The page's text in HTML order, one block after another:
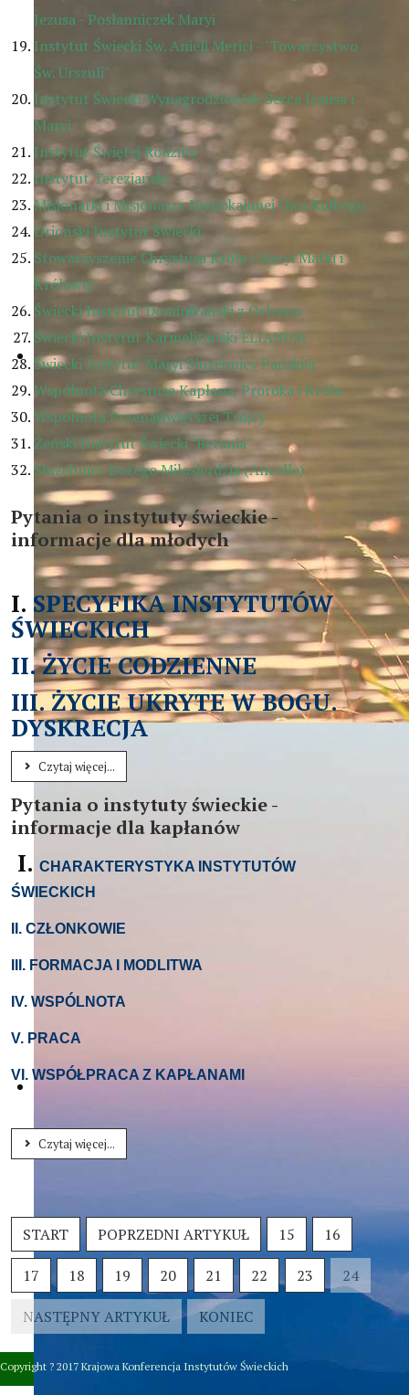
W centrum waszego życia stawiajcie Błogosławieństwa,
Jezusa - Posłanniczek Maryi
Instytut Świecki Św. Anieli Merici - "Towarzystwo
Św. Urszuli"
Instytut Świecki Wynagrodzicielek Serca Jezusa i
Maryi
Instytut Świętej Rodziny
Instytut Terezjański
Misjonarki i Misjonarze Niepokalanej Ojca Kolbego
Orioński Instytut Świecki
Stowarzyszenie Chrystusa Króla i Maryi Matki i
Królowej
Świecki Instytut Dominikański z Orleanu
Świecki Instytut Karmelitański ELIANUM
Świecki Instytut Maryi Służebnicy Pańskiej
Wspólnota Chrystusa Kapłana, Proroka i Króla
Wspólnota Przenajświętszej Trójcy
Żeński Instytut Świecki "Betania"
Służebnice Bożego Miłosierdzia (Ancelle)
Pytania o instytuty świeckie -
informacje dla młodych
I. SPECYFIKA INSTYTUTÓW
ŚWIECKICH
II. ŻYCIE CODZIENNE
III. ŻYCIE UKRYTE W BOGU.
DYSKRECJA
Czytaj więcej...
Pytania o instytuty świeckie -
informacje dla kapłanów
I. CHARAKTERYSTYKA INSTYTUTÓW
ŚWIECKICH
II. CZŁONKOWIE
III. FORMACJA I MODLITWA
IV. WSPÓLNOTA
V. PRACA
VI. WSPÓŁPRACA Z KAPŁANAMI
Czytaj więcej...
START POPRZEDNI ARTYKUŁ 15 16
17 18 19 20 21 22 23 24
NASTĘPNY ARTYKUŁ KONIEC
Copyright ? 2017 Krajowa Konferencja Instytutów Świeckich